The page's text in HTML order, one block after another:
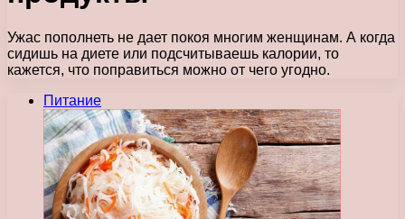
Ужас пополнеть не дает покоя многим женщинам. А когда
сидишь на диете или подсчитываешь калории, то
кажется, что поправиться можно от чего угодно.
Питание